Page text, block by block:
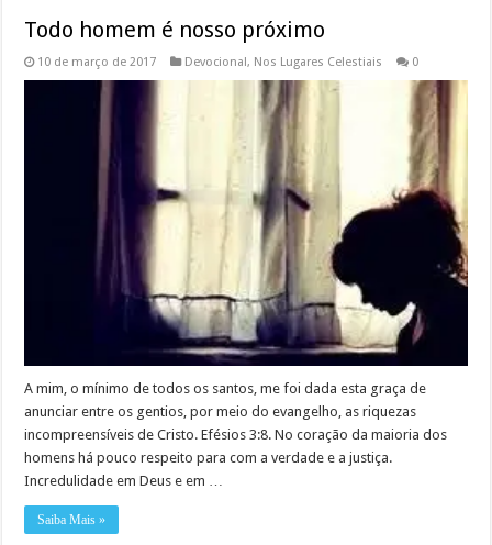
Todo homem é nosso próximo
10 de março de 2017 Devocional, Nos Lugares Celestiais 0
A mim, o mínimo de todos os santos, me foi dada esta graça de
anunciar entre os gentios, por meio do evangelho, as riquezas
incompreensíveis de Cristo. Efésios 3:8. No coração da maioria dos
homens há pouco respeito para com a verdade e a justiça.
Incredulidade em Deus e em …
Saiba Mais »